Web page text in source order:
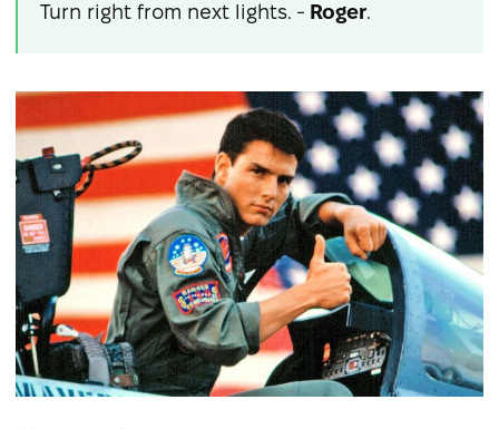
Turn right from next lights. - Roger.